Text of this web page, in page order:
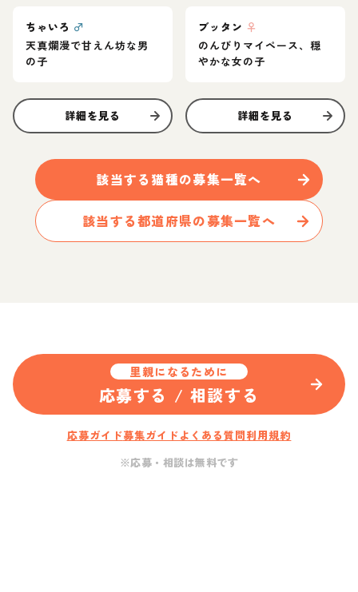
ちゃいろ ♂
天真爛漫で甘えん坊な男
の子
詳細を見る
ブッタン ♀
のんびりマイペース、穏
やかな女の子
詳細を見る
該当する 猫種の募集一覧へ
該当する都道府県の募集一覧へ
里親になるために
応募する / 相談する
応募ガイド募集ガイド よくある質問利用規約
※応募・相談は無料です